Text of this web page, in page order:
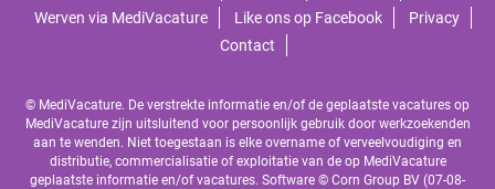
Werven via MediVacature
Like ons op Facebook
Privacy
Contact
© MediVacature. De verstrekte informatie en/of de geplaatste vacatures op
MediVacature zijn uitsluitend voor persoonlijk gebruik door werkzoekenden
aan te wenden. Niet toegestaan is elke overname of verveelvoudiging en
distributie, commercialisatie of exploitatie van de op MediVacature
geplaatste informatie en/of vacatures. Software © Corn Group BV (07-08-